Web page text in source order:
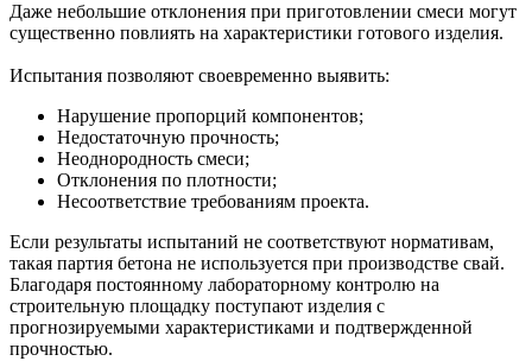
Даже небольшие отклонения при приготовлении смеси могут
существенно повлиять на характеристики готового изделия.
Испытания позволяют своевременно выявить:
Нарушение пропорций компонентов;
Недостаточную прочность;
Неоднородность смеси;
Отклонения по плотности;
Несоответствие требованиям проекта.
Если результаты испытаний не соответствуют нормативам,
такая партия бетона не используется при производстве свай.
Благодаря постоянному лабораторному контролю на
строительную площадку поступают изделия с
прогнозируемыми характеристиками и подтвержденной
прочностью.